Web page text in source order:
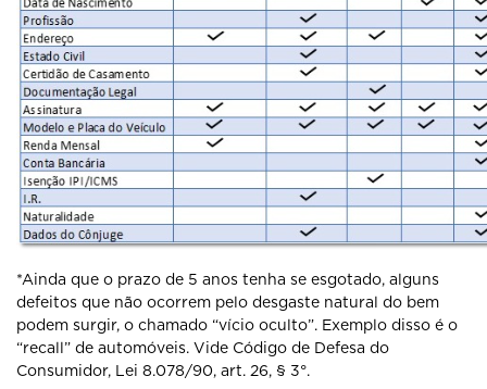
*Ainda que o prazo de 5 anos tenha se esgotado, alguns
defeitos que não ocorrem pelo desgaste natural do bem
podem surgir, o chamado “vício oculto”. Exemplo disso é o
“recall” de automóveis. Vide Código de Defesa do
Consumidor, Lei 8.078/90, art. 26, § 3°.